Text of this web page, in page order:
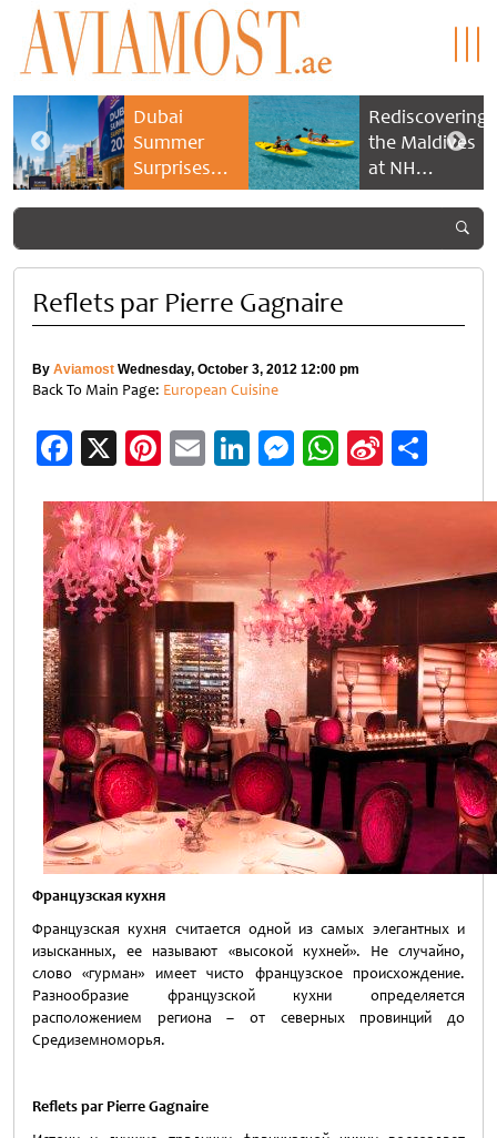
Dubai
Summer
Surprises
2026 returns
savings and
family
experiences
Rediscovering
the Maldives
at NH
Collection
Reethi Resort
Reflets par Pierre Gagnaire
By Aviamost Wednesday, October 3, 2012 12:00 pm
Back To Main Page: European Cuisine
Facebook
X Pinterest
EmailLinkedIn
Messenger
WhatsApp
Sina
Французская кухня
Французская кухня считается одной из самых элегантных и
изысканных, ее называют «высокой кухней». Не случайно,
слово «гурман» имеет чисто французское происхождение.
Разнообразие французской кухни определяется
расположением региона – от северных провинций до
Средиземноморья.
Reflets par Pierre Gagnaire